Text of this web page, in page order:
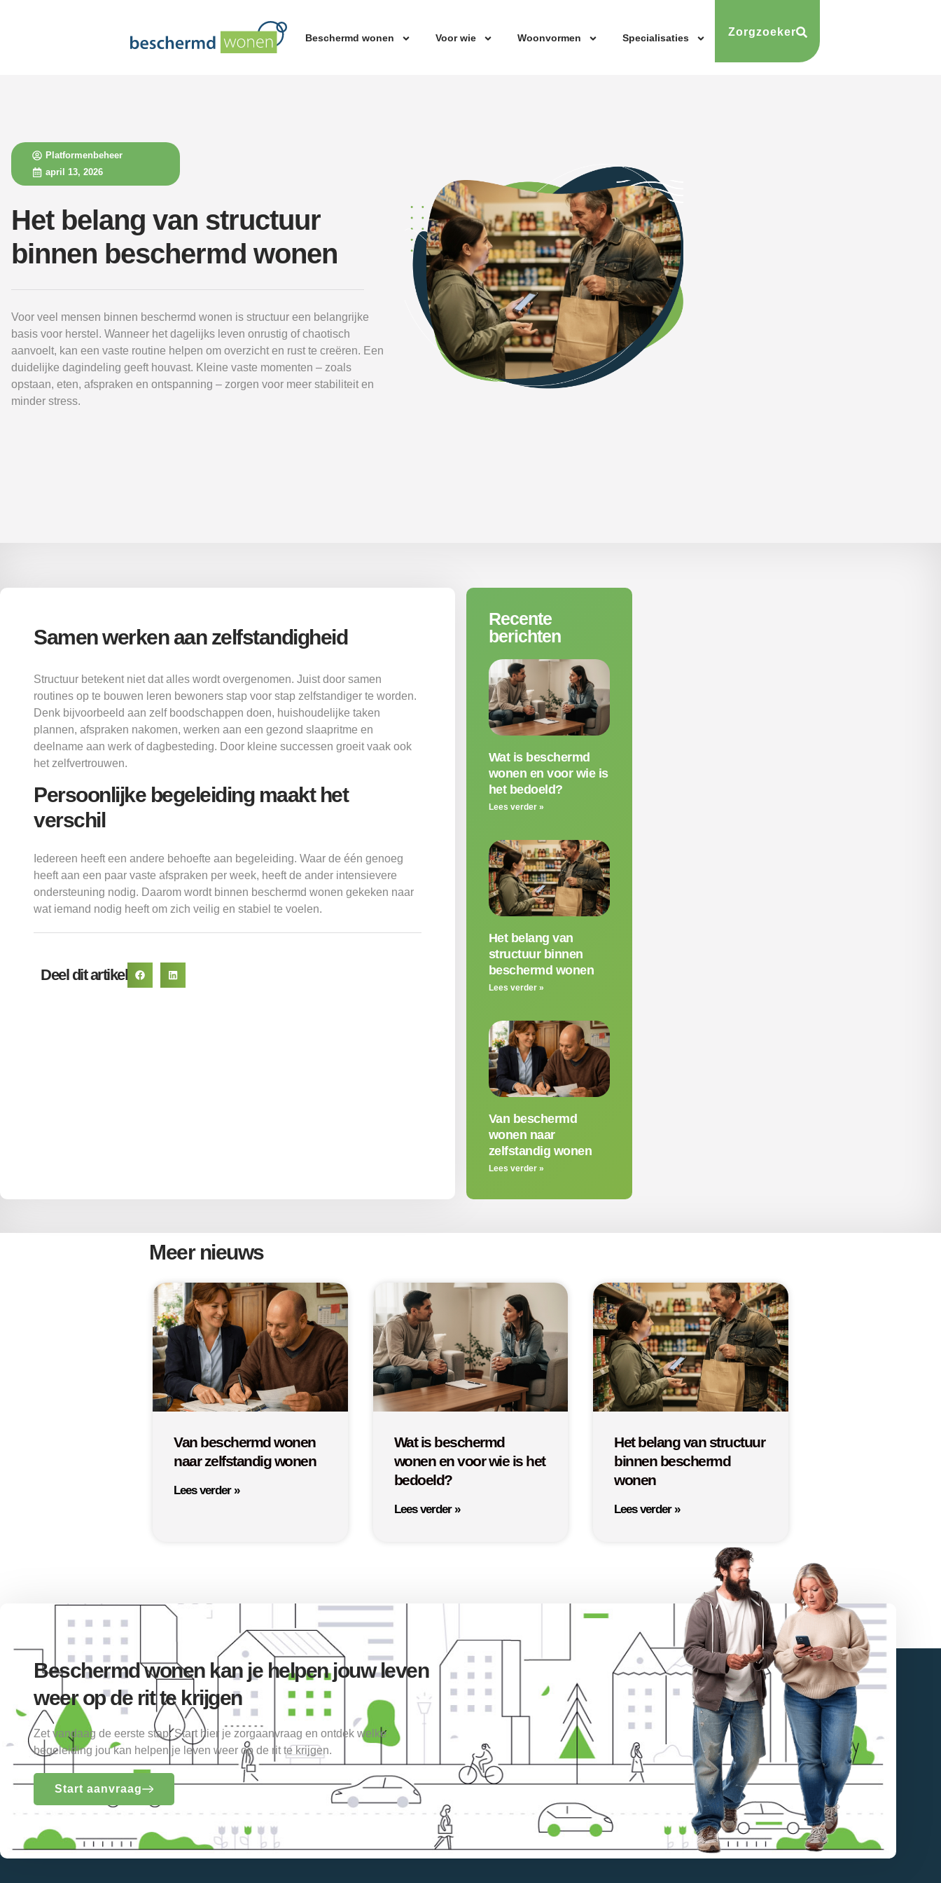
Beschermd wonen Voor wie Woonvormen Specialisaties Zorgzoeker
Platformenbeheer
april 13, 2026
Het belang van structuur
binnen beschermd wonen
Voor veel mensen binnen beschermd wonen is structuur een belangrijke
basis voor herstel. Wanneer het dagelijks leven onrustig of chaotisch
aanvoelt, kan een vaste routine helpen om overzicht en rust te creëren. Een
duidelijke dagindeling geeft houvast. Kleine vaste momenten – zoals
opstaan, eten, afspraken en ontspanning – zorgen voor meer stabiliteit en
minder stress.
Samen werken aan zelfstandigheid
Structuur betekent niet dat alles wordt overgenomen. Juist door samen
routines op te bouwen leren bewoners stap voor stap zelfstandiger te worden.
Denk bijvoorbeeld aan zelf boodschappen doen, huishoudelijke taken
plannen, afspraken nakomen, werken aan een gezond slaapritme en
deelname aan werk of dagbesteding. Door kleine successen groeit vaak ook
het zelfvertrouwen.
Persoonlijke begeleiding maakt het
verschil
Iedereen heeft een andere behoefte aan begeleiding. Waar de één genoeg
heeft aan een paar vaste afspraken per week, heeft de ander intensievere
ondersteuning nodig. Daarom wordt binnen beschermd wonen gekeken naar
wat iemand nodig heeft om zich veilig en stabiel te voelen.
Deel dit artikel
Recente
berichten
Wat is beschermd
wonen en voor wie is
het bedoeld?
Lees verder »
Het belang van
structuur binnen
beschermd wonen
Lees verder »
Van beschermd
wonen naar
zelfstandig wonen
Lees verder »
Meer nieuws
Van beschermd wonen
naar zelfstandig wonen
Lees verder »
Wat is beschermd
wonen en voor wie is het
bedoeld?
Lees verder »
Het belang van structuur
binnen beschermd
wonen
Lees verder »
Beschermd wonen kan je helpen jouw leven
weer op de rit te krijgen
Zet vandaag de eerste stap. Start hier je zorgaanvraag en ontdek welke
begeleiding jou kan helpen je leven weer op de rit te krijgen.
Start aanvraag